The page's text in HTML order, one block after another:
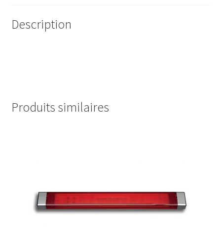
Description
Produits similaires